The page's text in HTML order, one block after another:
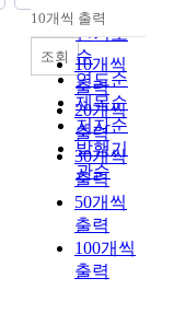
순
인기도
순
연도순
제목순
저자순
발행기
관순
내림차순
10개씩 출력
10개씩
출력
20개씩
출력
30개씩
출력
50개씩
출력
100개씩
출력
조회